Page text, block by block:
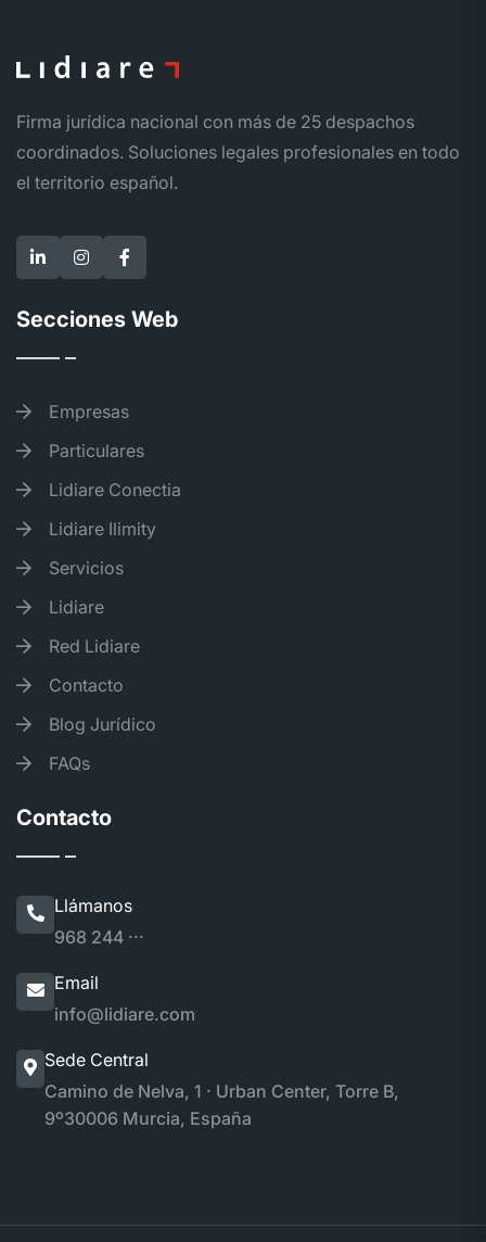
Firma jurídica nacional con más de 25 despachos
coordinados. Soluciones legales profesionales en todo
el territorio español.
Secciones Web
Empresas
Particulares
Lidiare Conectia
Lidiare Ilimity
Servicios
Lidiare
Red Lidiare
Contacto
Blog Jurídico
FAQs
Contacto
Llámanos
968 244 ···
Email
info@lidiare.com
Sede Central
Camino de Nelva, 1 · Urban Center, Torre B,
9º30006 Murcia, España